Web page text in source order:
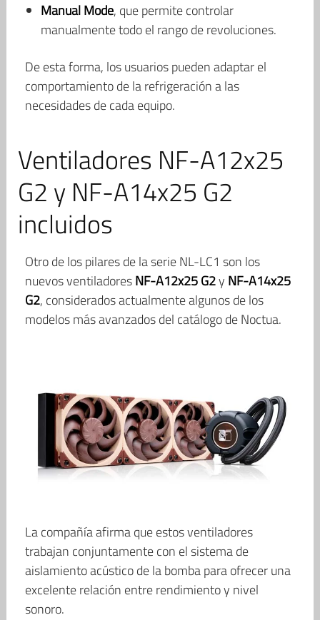
Manual Mode, que permite controlar
manualmente todo el rango de revoluciones.
De esta forma, los usuarios pueden adaptar el
comportamiento de la refrigeración a las
necesidades de cada equipo.
Ventiladores NF-A12x25
G2 y NF-A14x25 G2
incluidos
Otro de los pilares de la serie NL-LC1 son los
nuevos ventiladoresNF-A12x25 G2y NF-A14x25
G2, considerados actualmente algunos de los
modelos más avanzados del catálogo de Noctua.
La compañía afirma que estos ventiladores
trabajan conjuntamente con el sistema de
aislamiento acústico de la bomba para ofrecer una
excelente relación entre rendimiento y nivel
sonoro.